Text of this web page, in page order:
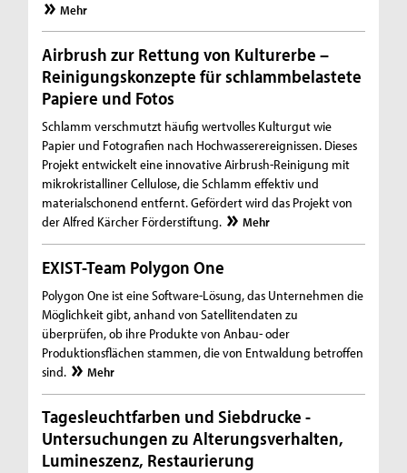
Mehr
Airbrush zur Rettung von Kulturerbe –
Reinigungskonzepte für schlammbelastete
Papiere und Fotos
Schlamm verschmutzt häufig wertvolles Kulturgut wie
Papier und Fotografien nach Hochwasserereignissen. Dieses
Projekt entwickelt eine innovative Airbrush-Reinigung mit
mikrokristalliner Cellulose, die Schlamm effektiv und
materialschonend entfernt. Gefördert wird das Projekt von
der Alfred Kärcher Förderstiftung.
Mehr
EXIST-Team Polygon One
Polygon One ist eine Software-Lösung, das Unternehmen die
Möglichkeit gibt, anhand von Satellitendaten zu
überprüfen, ob ihre Produkte von Anbau- oder
Produktionsflächen stammen, die von Entwaldung betroffen
sind.
Mehr
Tagesleuchtfarben und Siebdrucke -
Untersuchungen zu Alterungsverhalten,
Lumineszenz, Restaurierung